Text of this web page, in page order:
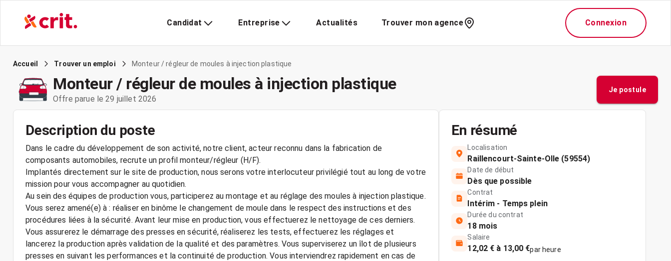
Candidat Entreprise Actualités Trouver mon agence Connexion
Accueil Trouver un emploi Monteur / régleur de moules à injection plastique
Monteur / régleur de moules à injection plastique
Offre parue le 29 juillet 2026
Je postule
Description du poste
Dans le cadre du développement de son activité, notre client, acteur reconnu dans la fabrication de
composants automobiles, recrute un profil monteur/régleur (H/F).
Implantés directement sur le site de production, nous serons votre interlocuteur privilégié tout au long de votre
mission pour vous accompagner au quotidien.
Au sein des équipes de production vous, participerez au montage et au réglage des moules à injection plastique.
Vous serez amené(e) à : réaliser en binôme le changement de moule dans le respect des instructions et des
procédures liées à la sécurité. Avant leur mise en production, vous effectuerez le nettoyage de ces derniers.
Vous assurerez le démarrage des presses en sécurité, réaliserez les tests, effectuerez les réglages et
lancerez la production après validation de la qualité et des paramètres. Vous superviserez un îlot de plusieurs
presses en suivant les performances et la continuité de production. Vous interviendrez rapidement en cas de
En résumé
Localisation
Raillencourt-Sainte-Olle (59554)
Date de début
Dès que possible
Contrat
Intérim - Temps plein
Durée du contrat
18 mois
Salaire
12,02 € à 13,00 €par heure